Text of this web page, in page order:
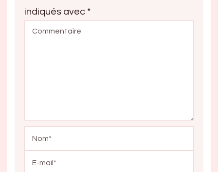
indiqués avec *